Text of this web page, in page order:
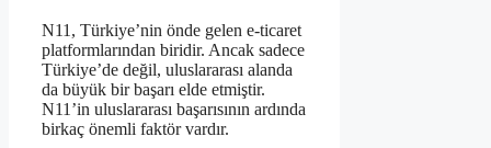
N11, Türkiye’nin önde gelen e-ticaret
platformlarından biridir. Ancak sadece
Türkiye’de değil, uluslararası alanda
da büyük bir başarı elde etmiştir.
N11’in uluslararası başarısının ardında
birkaç önemli faktör vardır.